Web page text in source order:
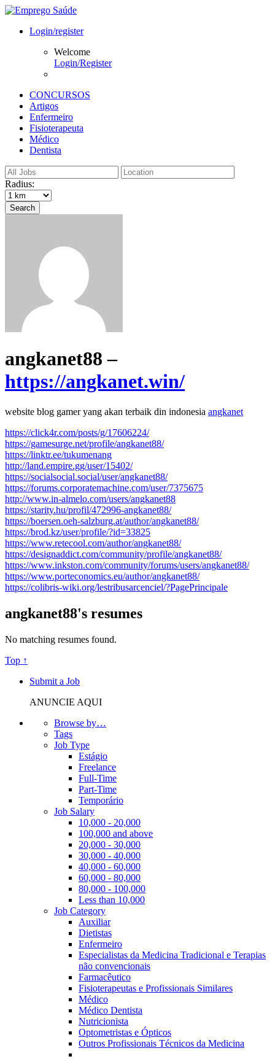
Login/register
Welcome
Login/Register
CONCURSOS
Artigos
Enfermeiro
Fisioterapeuta
Médico
Dentista
Radius:
Search
angkanet88 –
https://angkanet.win/
website blog gamer yang akan terbaik din indonesia angkanet
https://click4r.com/posts/g/17606224/
https://gamesurge.net/profile/angkanet88/
https://linktr.ee/tukumenang
http://land.empire.gg/user/15402/
https://socialsocial.social/user/angkanet88/
https://forums.corporatemachine.com/user/7375675
http://www.in-almelo.com/users/angkanet88
https://starity.hu/profil/472996-angkanet88/
https://boersen.oeh-salzburg.at/author/angkanet88/
https://brod.kz/user/profile/?id=33825
https://www.retecool.com/author/angkanet88/
https://designaddict.com/community/profile/angkanet88/
https://www.inkston.com/community/forums/users/angkanet88/
https://www.porteconomics.eu/author/angkanet88/
https://colibris-wiki.org/lestribusarcenciel/?PagePrincipale
angkanet88's resumes
No matching resumes found.
Top ↑
Submit a Job
ANUNCIE AQUI
Browse by…
Tags
Job Type
Estágio
Freelance
Full-Time
Part-Time
Temporário
Job Salary
10,000 - 20,000
100,000 and above
20,000 - 30,000
30,000 - 40,000
40,000 - 60,000
60,000 - 80,000
80,000 - 100,000
Less than 10,000
Job Category
Auxiliar
Dietistas
Enfermeiro
Especialistas da Medicina Tradicional e Terapias
não convencionais
Farmacêutico
Fisioterapeutas e Profissionais Similares
Médico
Médico Dentista
Nutricionista
Optometristas e Ópticos
Outros Profissionais Técnicos da Medicina